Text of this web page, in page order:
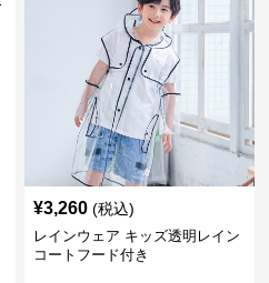
¥3,260 (税込)
レインウェア キッズ透明レイン
コートフード付き